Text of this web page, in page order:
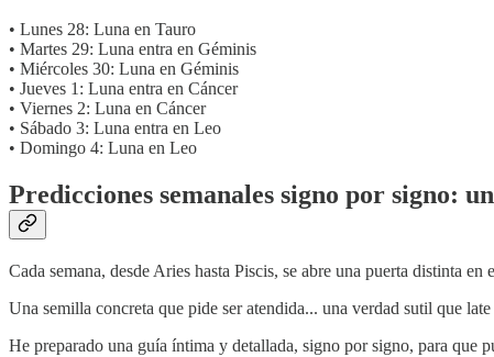
• Lunes 28: Luna en Tauro
• Martes 29: Luna entra en Géminis
• Miércoles 30: Luna en Géminis
• Jueves 1: Luna entra en Cáncer
• Viernes 2: Luna en Cáncer
• Sábado 3: Luna entra en Leo
• Domingo 4: Luna en Leo
Predicciones semanales signo por signo:
Cada semana, desde Aries hasta Piscis, se abre una puerta distinta en
Una semilla concreta que pide ser atendida... una verdad sutil que
He preparado una guía íntima y detallada, signo por signo, para que